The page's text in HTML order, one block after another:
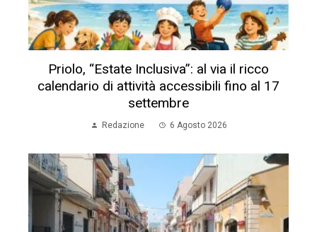
Priolo, “Estate Inclusiva”: al via il ricco
calendario di attività accessibili fino al 17
settembre
Redazione 6 Agosto 2026